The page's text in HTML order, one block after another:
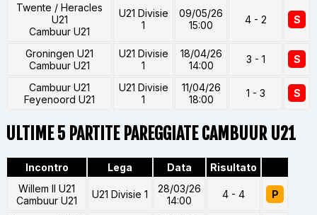
Twente / Heracles
U21
Cambuur U21
U21 Divisie
1
09/05/26
15:00
4 - 2 S
Groningen U21
Cambuur U21
U21 Divisie
1
18/04/26
14:00
3 - 1 S
Cambuur U21
Feyenoord U21
U21 Divisie
1
11/04/26
18:00
1 - 3 S
ULTIME 5 PARTITE PAREGGIATE CAMBUUR U21
Incontro Lega Data
Risultato
Willem II U21
Cambuur U21
U21 Divisie 1
28/03/26
14:00
4 - 4 P